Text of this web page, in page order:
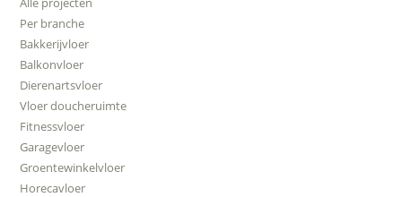
Per branche
Bakkerijvloer
Balkonvloer
Dierenartsvloer
Vloer doucheruimte
Fitnessvloer
Garagevloer
Groentewinkelvloer
Horecavloer